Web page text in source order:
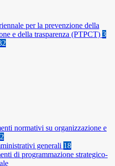
per la prevenzione della
e della trasparenza (PTPCT) 3
normativi su organizzazione e
2
generali 18
di programmazione strategico-